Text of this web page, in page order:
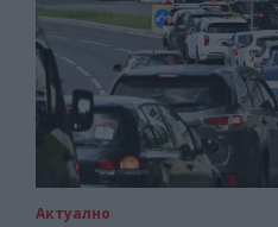
Актуално